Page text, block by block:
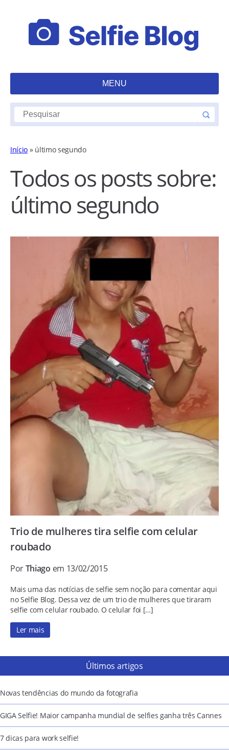
MENU
Início » último segundo
Todos os posts sobre:
último segundo
Trio de mulheres tira selfie com celular
roubado
PorThiago em 13/02/2015
Mais uma das notícias de selfie sem noção para comentar aqui
no Selfie Blog. Dessa vez de um trio de mulheres que tiraram
selfie com celular roubado. O celular foi […]
Ler mais
Últimos artigos
Novas tendências do mundo da fotografia
GIGA Selfie! Maior campanha mundial de selfies ganha três Cannes
7 dicas para work selfie!